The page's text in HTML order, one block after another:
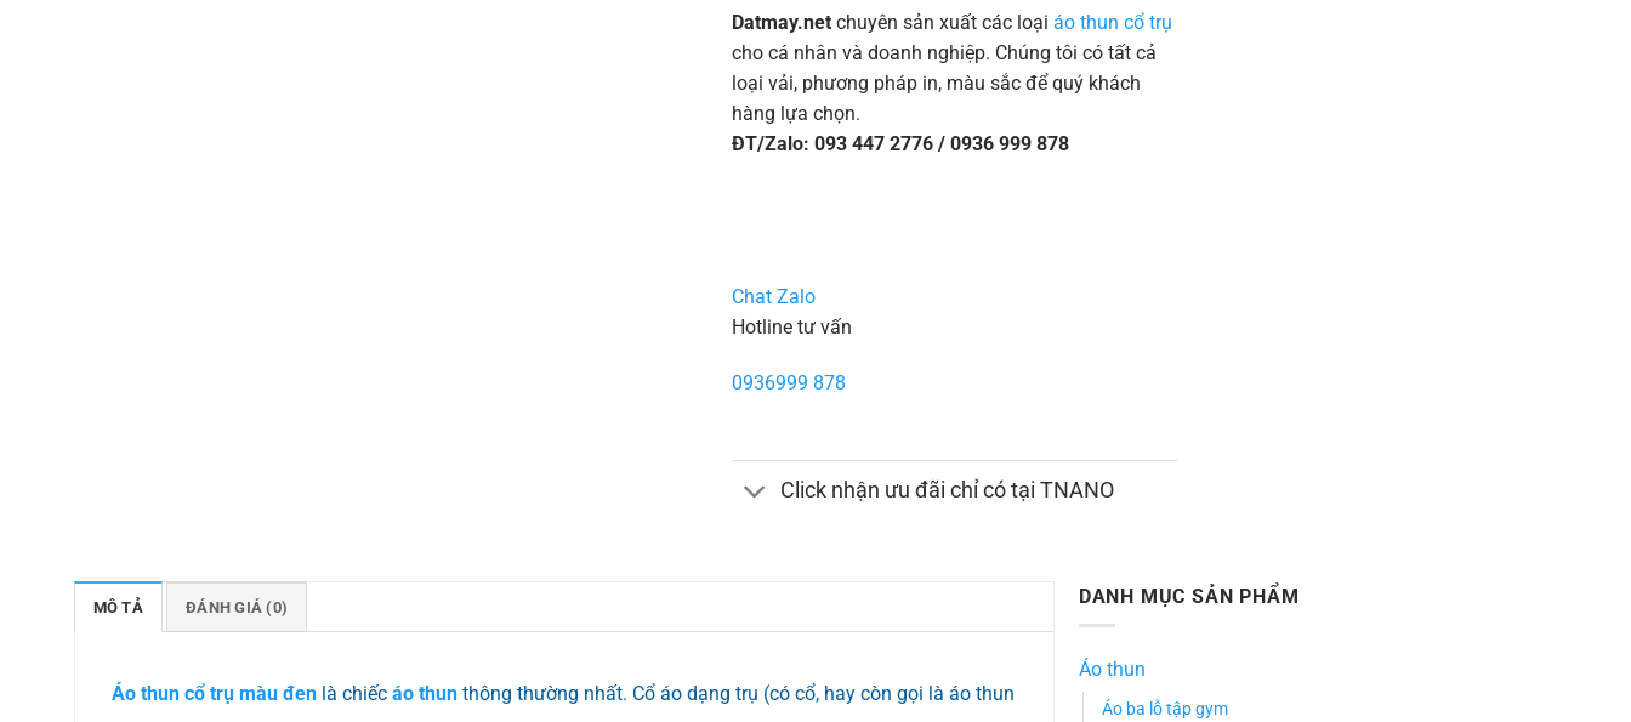
Datmay.net chuyên sản xuất các loại áo thun cổ trụ
cho cá nhân và doanh nghiệp. Chúng tôi có tất cả
loại vải, phương pháp in, màu sắc để quý khách
hàng lựa chọn.
ĐT/Zalo: 093 447 2776 / 0936 999 878
Chat Zalo
Hotline tư vấn
0936999 878
Click nhận ưu đãi chỉ có tại TNANO
MÔ TẢ ĐÁNH GIÁ (0)
Áo thun cổ trụ màu đenlà chiếc áo thunthông thường nhất. Cổ áo dạng trụ (có cổ, hay còn gọi là áo thun
DANH MỤC SẢN PHẨM
Áo thun
Áo ba lỗ tập gym